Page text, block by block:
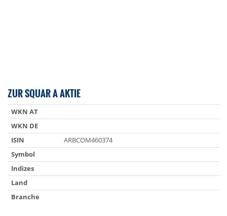
ZUR SQUAR A AKTIE
WKN AT
WKN DE
ISIN
ARBCOM460374
Symbol
Indizes
Land
Branche